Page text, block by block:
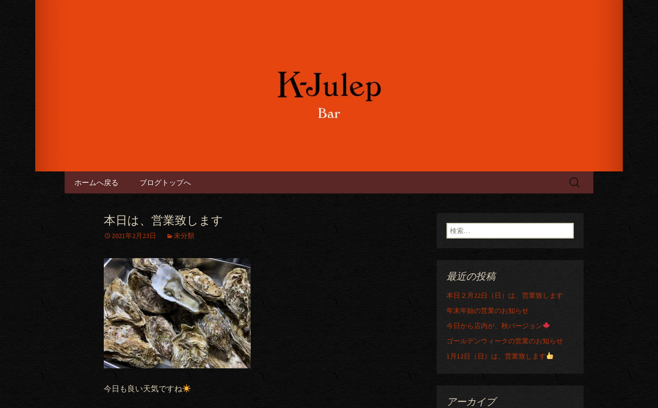
コンテンツへ移動
ホームへ戻る ブログトップへ
検
本日は、営業致します
2021年2月23日 未分類
今日も良い天気ですね
検索:
最近の投稿
本日２月22日（日）は、営業致します
年末年始の営業のお知らせ
今日から店内が、秋バージョン
ゴールデンウィークの営業のお知らせ
1月12日（日）は、営業致します
アーカイブ